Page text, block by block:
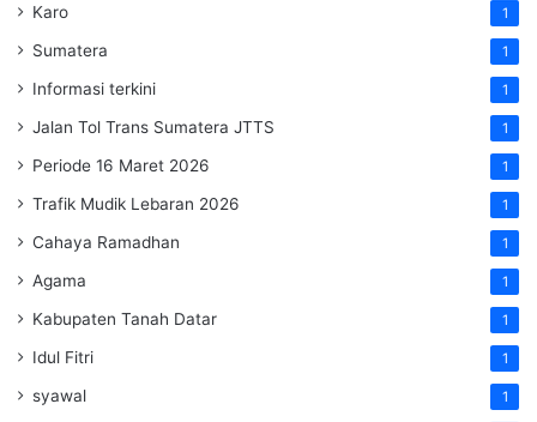
Karo 1
Sumatera 1
Informasi terkini 1
Jalan Tol Trans Sumatera JTTS 1
Periode 16 Maret 2026 1
Trafik Mudik Lebaran 2026 1
Cahaya Ramadhan 1
Agama 1
Kabupaten Tanah Datar 1
Idul Fitri 1
syawal 1